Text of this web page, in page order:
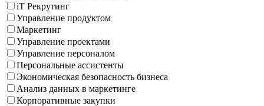
iT Рекрутинг
Управление продуктом
Маркетинг
Управление проектами
Управление персоналом
Персональные ассистенты
Экономическая безопасность бизнеса
Анализ данных в маркетинге
Корпоративные закупки